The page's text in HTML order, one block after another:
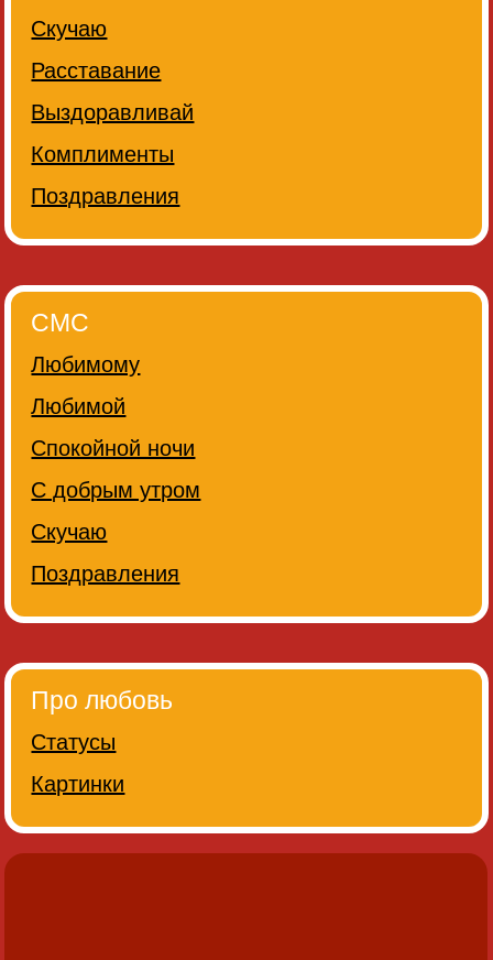
Скучаю
Расставание
Выздоравливай
Комплименты
Поздравления
СМС
Любимому
Любимой
Спокойной ночи
С добрым утром
Скучаю
Поздравления
Про любовь
Статусы
Картинки